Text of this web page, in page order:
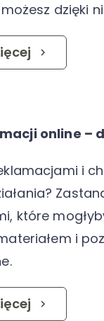
dzięki
online –
i
które
i